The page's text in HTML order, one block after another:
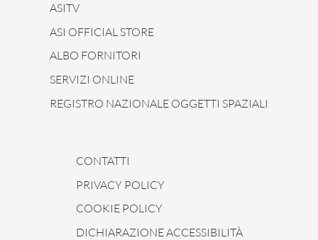
ASITV
ASI OFFICIAL STORE
ALBO FORNITORI
SERVIZI ONLINE
REGISTRO NAZIONALE OGGETTI SPAZIALI
CONTATTI
PRIVACY POLICY
COOKIE POLICY
DICHIARAZIONE ACCESSIBILITÀ